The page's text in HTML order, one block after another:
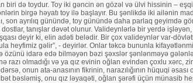
biri də toydur. Toy iki gəncin ən gözəl və ülvi hissinin –
birgə həyatı toy ilə başlayır. Bu şənlikdə iki ailənin
son ayrılıq günündə, toy günündə daha parlaq
tanışlar dəvət olunur. Valideynlərlə bir yerdə
deyir ki, elin adəti belədir. Bir çox valideynlər var-
heyfimiz gəlir”, - deyirlər. Onlar təkcə bununla
idarə edə bilməyən bəzi şəxslər şənlənməyə
olmadığı və ya qız evinin oğlan evindən çoxlu xərc,
onun ata-anasının fikrinin, narazılığının hüquqi
bəsləmiş, onu qız ləyaqəti, oğlan şərəfi üçün münasib